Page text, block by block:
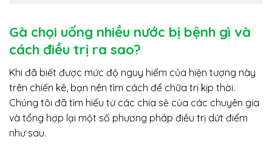
Gà chọi uống nhiều nước bị bệnh gì và
cách điều trị ra sao?
Khi đã biết được mức độ nguy hiểm của hiện tượng này
trên chiến kê, bạn nên tìm cách để chữa trị kịp thời.
Chúng tôi đã tìm hiểu từ các chia sẻ của các chuyên gia
và tổng hợp lại một số phương pháp điều trị dứt điểm
như sau.